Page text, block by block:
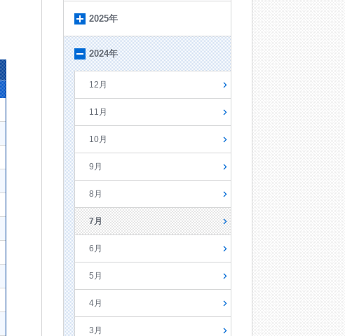
2025年
2024年
12月
11月
10月
9月
8月
7月
6月
5月
4月
3月